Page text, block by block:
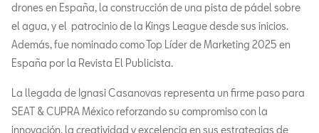
drones en España, la construcción de una pista de pádel sobre
el agua, y el patrocinio de la Kings League desde sus inicios.
Además, fue nominado como Top Líder de Marketing 2025 en
España por la Revista El Publicista.
La llegada de Ignasi Casanovas representa un firme paso para
SEAT & CUPRA México reforzando su compromiso con la
innovación, la creatividad y excelencia en sus estrategias de